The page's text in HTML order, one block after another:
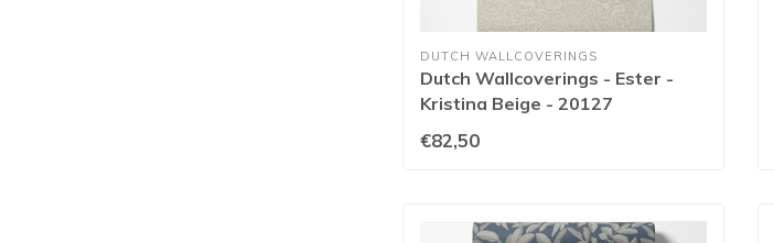
DUTCH WALLCOVERINGS
Dutch Wallcoverings - Ester -
Kristina Beige - 20127
€82,50